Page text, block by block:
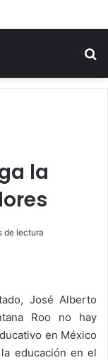
la
de lectura
José Alberto
Roo no hay
en México
educación en el